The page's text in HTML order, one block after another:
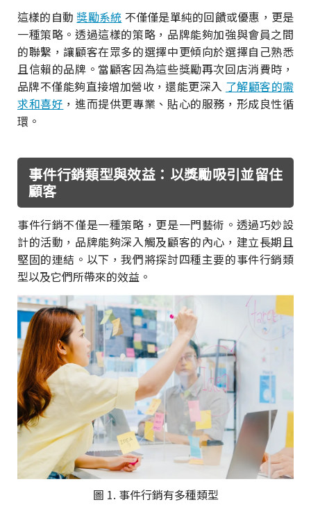
這樣的自動獎勵系統 不僅僅是單純的回饋或優惠，更是
一種策略。透過這樣的策略，品牌能夠加強與會員之間
的聯繫，讓顧客在眾多的選擇中更傾向於選擇自己熟悉
且信賴的品牌。當顧客因為這些獎勵再次回店消費時，
品牌不僅能夠直接增加營收，還能更深入 了解顧客的需
求和喜好 ，進而提供更專業、貼心的服務，形成良性循
環。
事件行銷類型與效益：以獎勵吸引並留住
顧客
事件行銷不僅是一種策略，更是一門藝術。透過巧妙設
計的活動，品牌能夠深入觸及顧客的內心，建立長期且
堅固的連結。以下，我們將探討四種主要的事件行銷類
型以及它們所帶來的效益。
圖 1. 事件行銷有多種類型